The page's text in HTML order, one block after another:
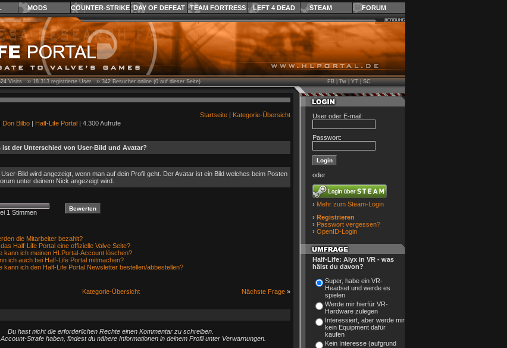
MODS COUNTER-STRIKE DAY OF DEFEAT TEAM FORTRESS LEFT 4 DEAD STEAM FORUM
Visits ››18.313registrierte User ››342Besucher online (0 auf dieser Seite)
Startseite| Kategorie-Übersicht
Don Bilbo| Half-Life Portal| 4.300 Aufrufe
ist der Unterschied von User-Bild und Avatar?
User-Bild wird angezeigt, wenn man auf dein Profil geht. Der Avatar ist ein Bild welches beim Posten
unter deinem Nick angezeigt wird.
1 Stimmen
die Mitarbeiter bezahlt?
Half-Life Portal eine offizielle Valve Seite?
kann ich meinen HLPortal-Account löschen?
ich auch bei Half-Life Portal mitmachen?
kann ich den Half-Life Portal Newsletter bestellen/abbestellen?
Kategorie-Übersicht Nächste Frage»
Du hast nicht die erforderlichen Rechte einen Kommentar zu schreiben.
Strafe haben, findest du nähere Informationen in deinem Profil unter Verwarnungen.
FB|Tw|YT|SC
User oder E-mail:
Passwort:
oder
› Mehr zum Steam-Login
› Registrieren
› Passwort vergessen?
› OpenID-Login
Half-Life: Alyx in VR - was
hälst du davon?
Super, habe ein VR-
Headset und werde es
spielen
Werde mir hierfür VR-
Hardware zulegen
Interessiert, aber werde mir
kein Equipment dafür
kaufen
Kein Interesse (aufgrund